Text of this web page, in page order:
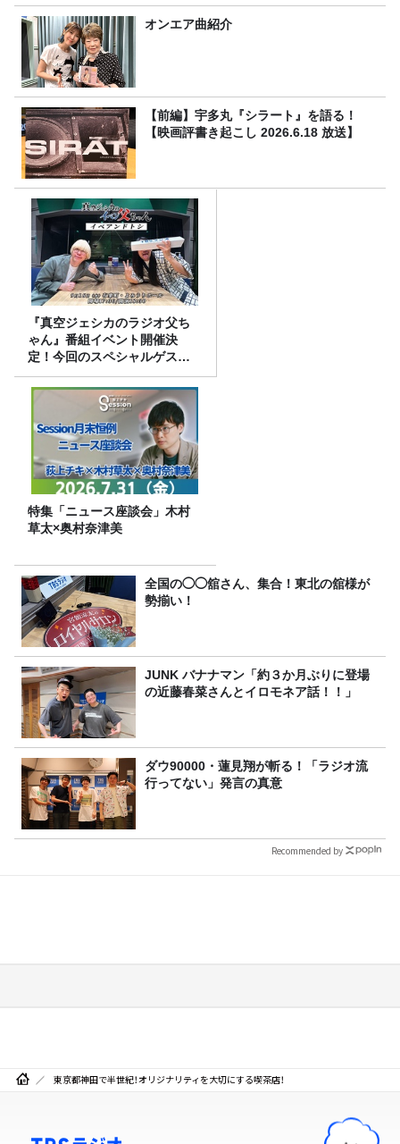
オンエア曲紹介
【前編】宇多丸『シラート』を語る！
【映画評書き起こし 2026.6.18 放送】
『真空ジェシカのラジオ父ち
ゃん』番組イベント開催決
定！今回のスペシャルゲスト
は、タカアンドトシ！
特集「ニュース座談会」木村
草太×奥村奈津美
全国の◯◯舘さん、集合！東北の舘様が
勢揃い！
JUNK バナナマン「約３か月ぶりに登場
の近藤春菜さんとイロモネア話！！」
ダウ90000・蓮見翔が斬る！「ラジオ流
行ってない」発言の真意
Recommended by
東京都神田で半世紀！オリジナリティを大切にする喫茶店！